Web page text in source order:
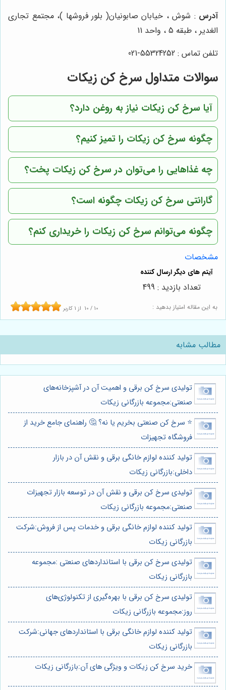
آدرس : شوش ، خیابان صابونیان( بلور فروشها )، مجتمع تجاری
الغدیر ، طبقه 5 ، واحد 11
تلفن تماس : 55324252-021
سوالات متداول سرخ کن زیکات
آیا سرخ کن زیکات نیاز به روغن دارد؟
چگونه سرخ کن زیکات را تمیز کنیم؟
چه غذاهایی را می‌توان در سرخ کن زیکات پخت؟
گارانتی سرخ کن زیکات چگونه است؟
چگونه می‌توانم سرخ کن زیکات را خریداری کنم؟
مشخصات
به این مقاله امتیاز بدهید : 10 / 10 از 1 کاربر
تعداد بازدید : 499
مطالب مشابه
تولیدی سرخ کن برقی و اهمیت آن در آشپزخانه‌های
صنعتی:مجموعه بازرگانی زیکات
⭐️ سرخ کن صنعتی بخریم یا نه؟ 🤔 راهنمای جامع خرید از
فروشگاه تجهیزات
تولید کننده لوازم خانگی برقی و نقش آن در بازار
داخلی:بازرگانی زیکات
تولیدی سرخ کن برقی و نقش آن در توسعه بازار تجهیزات
صنعتی:مجموعه بازرگانی زیکات
تولید کننده لوازم خانگی برقی و خدمات پس از فروش:شرکت
بازرگانی زیکات
تولیدی سرخ کن برقی با استانداردهای صنعتی :مجموعه
بازرگانی زیکات
تولیدی سرخ کن برقی با بهره‌گیری از تکنولوژی‌های
روز:مجموعه بازرگانی زیکات
تولید کننده لوازم خانگی برقی با استانداردهای جهانی:شرکت
بازرگانی زیکات
خرید سرخ کن زیکات و ویژگی های آن:بازرگانی زیکات